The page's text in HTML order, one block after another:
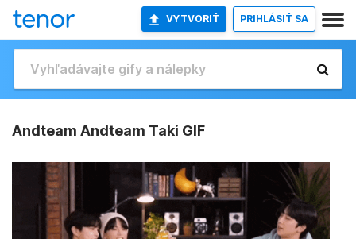
VYTVORIŤ PRIHLÁSIŤ SA
Andteam Andteam Taki GIF